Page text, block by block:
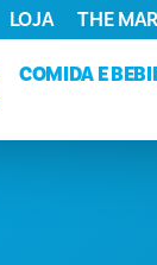
COMIDA E
LOJA THE